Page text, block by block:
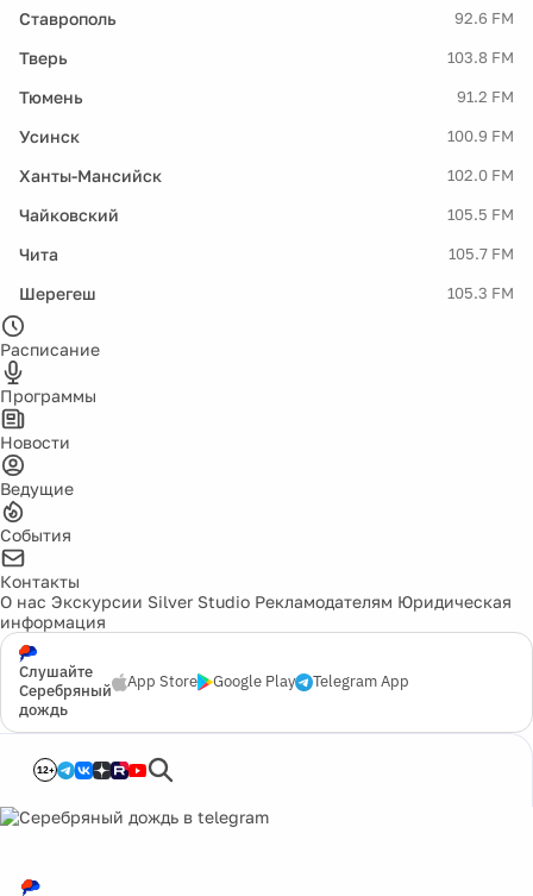
Ставрополь 92.6 FM
Тверь 103.8 FM
Тюмень 91.2 FM
Усинск 100.9 FM
Ханты-Мансийск 102.0 FM
Чайковский 105.5 FM
Чита 105.7 FM
Шерегеш 105.3 FM
Расписание
Программы
Новости
Ведущие
События
Контакты
О нас Экскурсии Silver Studio Рекламодателям Юридическая
информация
Слушайте
Серебряный
дождь
App Store Google Play Telegram App
12+